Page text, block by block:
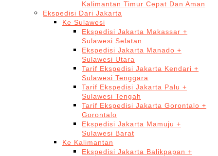
Kalimantan Timur Cepat Dan Aman
Ekspedisi Dari Jakarta
Ke Sulawesi
Ekspedisi Jakarta Makassar +
Sulawesi Selatan
Ekspedisi Jakarta Manado +
Sulawesi Utara
Tarif Ekspedisi Jakarta Kendari +
Sulawesi Tenggara
Tarif Ekspedisi Jakarta Palu +
Sulawesi Tengah
Tarif Ekspedisi Jakarta Gorontalo +
Gorontalo
Ekspedisi Jakarta Mamuju +
Sulawesi Barat
Ke Kalimantan
Ekspedisi Jakarta Balikpapan +